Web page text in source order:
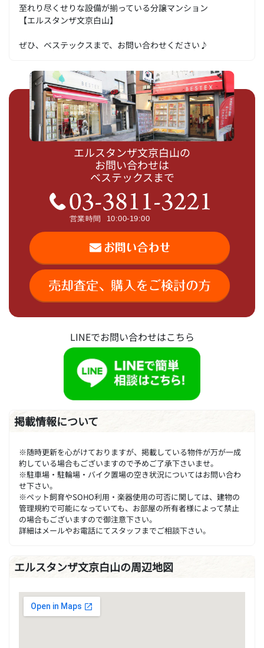
至れり尽くせりな設備が揃っている分譲マンション
【エルスタンザ文京白山】
ぜひ、ベステックスまで、お問い合わせください♪
エルスタンザ文京白山の
お問い合わせは
ベステックスまで
LINEでお問い合わせはこちら
掲載情報について
※随時更新を心がけておりますが、掲載している物件が万が一成
約している場合もございますので予めご了承下さいませ。
※駐車場・駐輪場・バイク置場の空き状況についてはお問い合わ
せ下さい。
※ペット飼育やSOHO利用・楽器使用の可否に関しては、建物の
管理規約で可能になっていても、お部屋の所有者様によって禁止
の場合もございますので御注意下さい。
詳細はメールやお電話にてスタッフまでご相談下さい。
エルスタンザ文京白山の周辺地図